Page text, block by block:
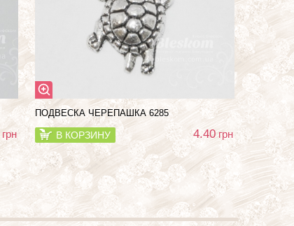
грн
ПОДВЕСКА ЧЕРЕПАШКА 6285
В КОРЗИНУ 4.40грн